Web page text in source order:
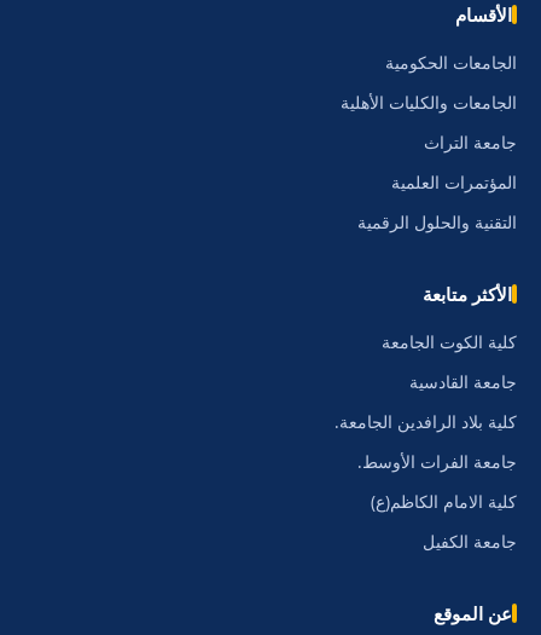
الأقسام
الجامعات الحكومية
الجامعات والكليات الأهلية
جامعة التراث
المؤتمرات العلمية
التقنية والحلول الرقمية
الأكثر متابعة
كلية الكوت الجامعة
جامعة القادسية
كلية بلاد الرافدين الجامعة.
جامعة الفرات الأوسط.
كلية الامام الكاظم(ع)
جامعة الكفيل
عن الموقع